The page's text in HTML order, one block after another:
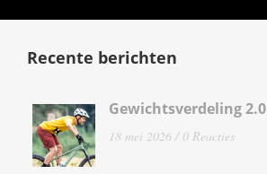
Recente berichten
Gewichtsverdeling 2.0
18 mei 2026 / 0 Reacties